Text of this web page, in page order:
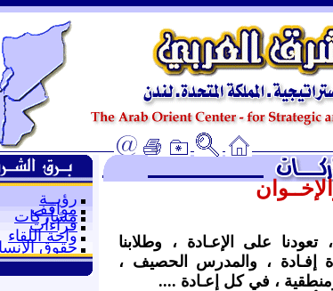
ـ
رؤيــة
مواقف
مشاركات
قراءات
واحة اللقاء
حقوق
على الإعـادة ، وطلابنا
إفـادة ، والمدرس الحصيف ،
، في كل إعـادة ....